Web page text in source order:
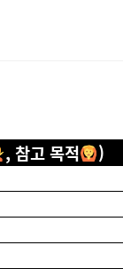
, 참고 목적 )